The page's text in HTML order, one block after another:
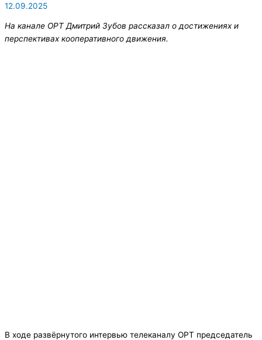
12.09.2025
На канале ОРТ Дмитрий Зубов рассказал о достижениях и
перспективах кооперативного движения.
В ходе развёрнутого интервью телеканалу ОРТ председатель